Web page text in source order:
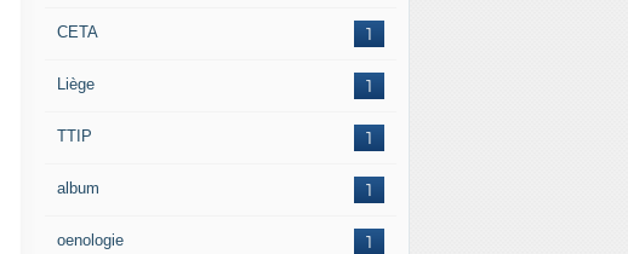
1
CETA
1
Liège
1
TTIP
1
album
1
oenologie